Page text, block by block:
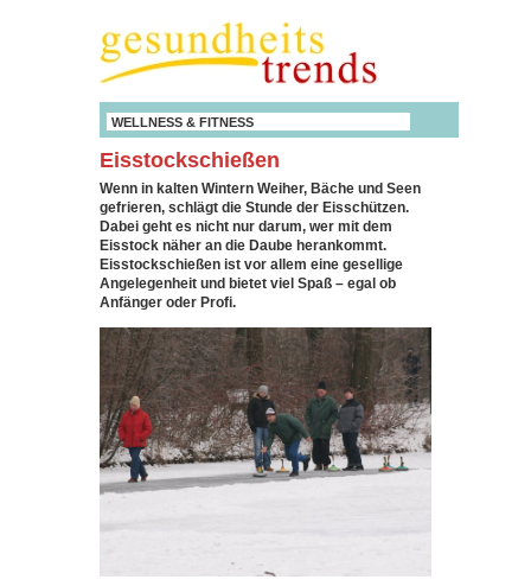
WELLNESS & FITNESS
Eisstockschießen
Wenn in kalten Wintern Weiher, Bäche und Seen
gefrieren, schlägt die Stunde der Eisschützen.
Dabei geht es nicht nur darum, wer mit dem
Eisstock näher an die Daube herankommt.
Eisstockschießen ist vor allem eine gesellige
Angelegenheit und bietet viel Spaß – egal ob
Anfänger oder Profi.